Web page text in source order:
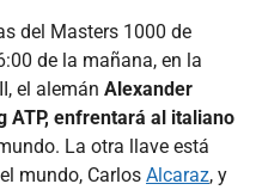
del Masters 1000 de
de la mañana, en la
el alemán Alexander
ATP, enfrentará al italiano
La otra llave está
mundo, Carlos Alcaraz, y